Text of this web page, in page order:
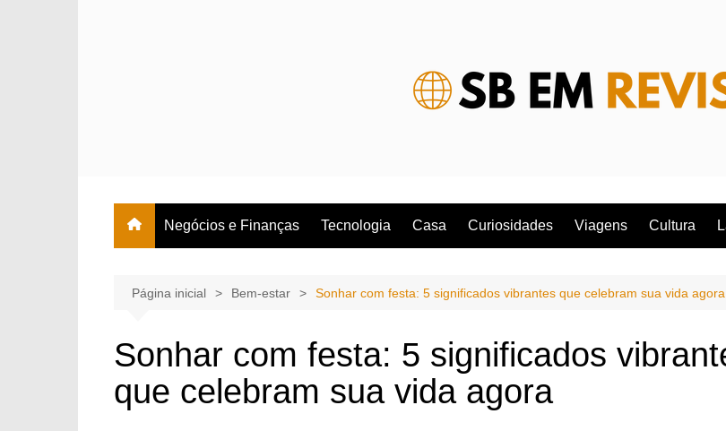
Negócios e Finanças Tecnologia Casa Curiosidades Viagens Cultura
Página inicial Bem-estar Sonhar com festa: 5 significados vibrantes que celebram sua vida agora
Sonhar com festa: 5 significados
que celebram sua vida agora